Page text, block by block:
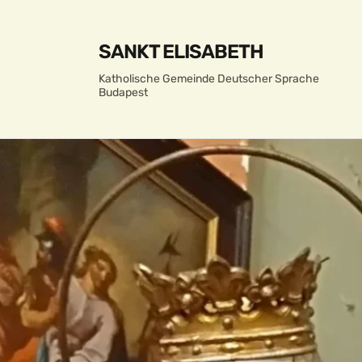
SANKT ELISABETH
Katholische Gemeinde Deutscher Sprache
Budapest